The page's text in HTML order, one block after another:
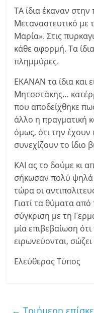
ΤΑ ίδια έκαναν
Μεταναστευτικό με
Μαρία». Στις
κάθε αφορμή. Τα
πλημμύρες.
ΕΚΑΝΑΝ τα ίδια και
Μητσοτάκης…
που αποδείχθηκε
άλλο η πραγματική
όμως, ότι την έχουν
συνεχίζουν το ίδιο
ΚΑΙ ας το δούμε κι
σήκωσαν πολύ ψηλά
τώρα οι
Γιατί τα θύματα
σύγκριση με τη
μία επιβεβαίωση
ειρωνεύονται,
Ελεύθερος Τύπος